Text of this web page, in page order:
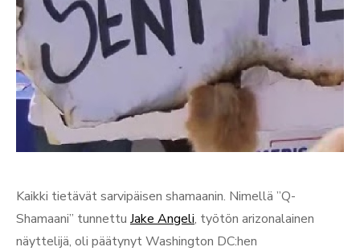
Kaikki tietävät sarvipäisen shamaanin. Nimellä ”Q-
Shamaani” tunnettu Jake Angeli, työtön arizonalainen
näyttelijä, oli päätynyt Washington DC:hen